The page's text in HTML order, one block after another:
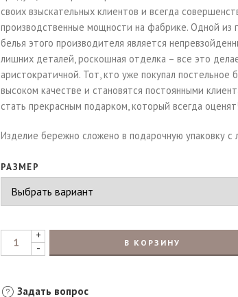
своих взыскательных клиентов и всегда
производственные мощности на фабрике. Одной из
белья этого производителя является
лишних деталей, роскошная отделка – все это
аристократичной. Тот, кто уже покупал постельное
высоком качестве и становятся постоянными
стать прекрасным подарком, который всегда оценят!
Изделие бережно сложено в подарочную упаковку с
РАЗМЕР
+
-
В КОРЗИНУ
Задать вопрос